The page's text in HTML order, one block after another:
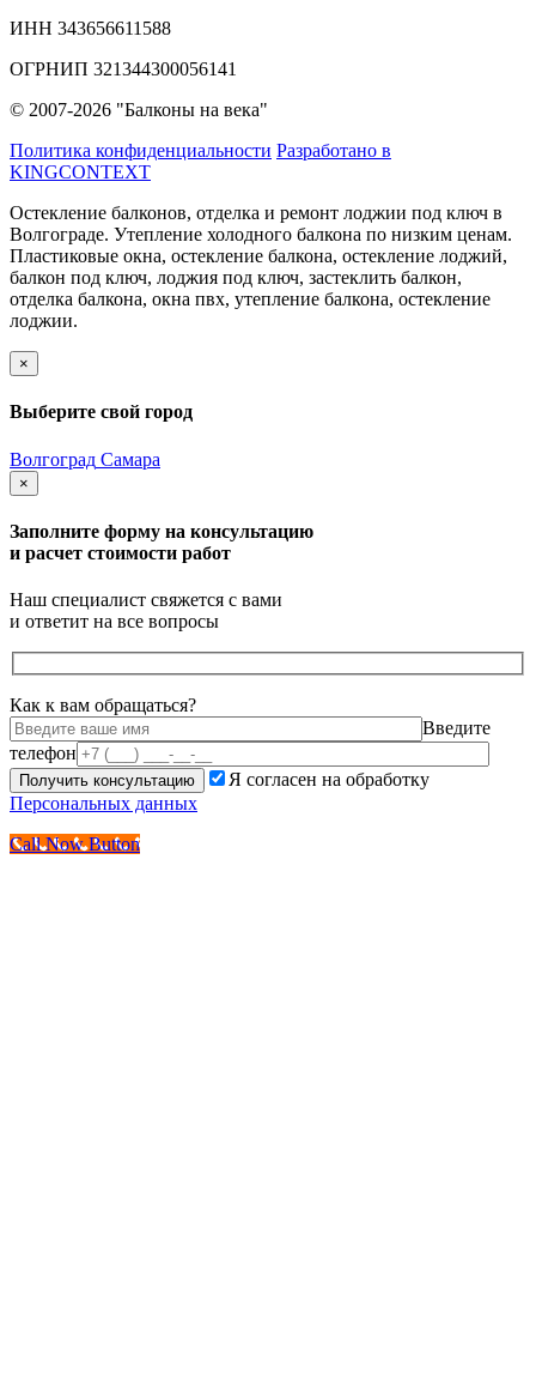
ИНН 343656611588
ОГРНИП 321344300056141
© 2007-2026 "Балконы на века"
Политика конфиденциальности Разработано в
KINGCONTEXT
Остекление балконов, отделка и ремонт лоджии под ключ в
Волгограде. Утепление холодного балкона по низким ценам.
Пластиковые окна, остекление балкона, остекление лоджий,
балкон под ключ, лоджия под ключ, застеклить балкон,
отделка балкона, окна пвх, утепление балкона, остекление
лоджии.
×
Выберите свой город
Волгоград Самара
×
Заполните форму на консультацию
и расчет стоимости работ
Наш специалист свяжется с вами
и ответит на все вопросы
Как к вам обращаться?
Введите
телефон
Я согласен на обработку
Персональных данных
Call Now Button